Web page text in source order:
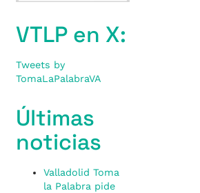
VTLP en X:
Tweets by
TomaLaPalabraVA
Últimas
noticias
Valladolid Toma
la Palabra pide